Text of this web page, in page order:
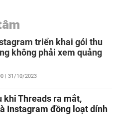
triển khai gói thu
không phải xem quảng
| 31/10/2023
khi Threads ra mắt,
Instagram đồng loạt dính